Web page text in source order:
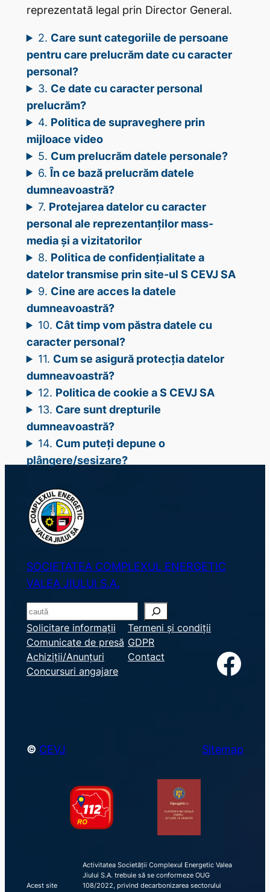
reprezentată legal prin Director General.
2. Care sunt categoriile de persoane
pentru care prelucrăm date cu caracter
personal?
3. Ce date cu caracter personal
prelucrăm?
4. Politica de supraveghere prin
mijloace video
5. Cum prelucrăm datele personale?
6.În ce bază prelucrăm datele
dumneavoastră?
7. Protejarea datelor cu caracter
personal ale reprezentanților mass-
media și a vizitatorilor
8. Politica de confidențialitate a
datelor transmise prin site-ul S CEVJ SA
9. Cine are acces la datele
dumneavoastră?
10. Cât timp vom păstra datele cu
caracter personal?
11. Cum se asigură protecția datelor
dumneavoastră?
12. Politica de cookie a S CEVJ SA
13. Care sunt drepturile
dumneavoastră?
14. Cum puteți depune o
plângere/sesizare?
SOCIETATEA COMPLEXUL ENERGETIC
VALEA JIULUI S.A.
S
e
a
r
c
Solicitare informații
Comunicate de presă
Achiziții/Anunțuri
Concursuri angajare
Termeni și condiții
GDPR
Contact
Facebook
© CEVJ Sitemap
Acest site
Activitatea Societății Complexul Energetic Valea
Jiului S.A. trebuie să se conformeze OUG
108/2022, privind decarbonizarea sectorului